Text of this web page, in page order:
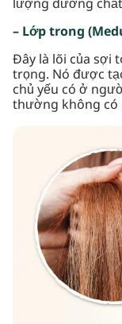
lượng dưỡng
– Lớp trong
Đây là lõi của sợi
trọng. Nó được
chủ yếu có ở
thường không có